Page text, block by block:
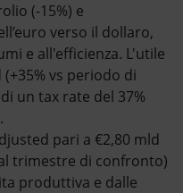
(-15%) e
verso il dollaro,
e all'efficienza. L'utile
vs periodo di
un tax rate del 37%
pari a €2,80 mld
trimestre di confronto)
produttiva e dalle